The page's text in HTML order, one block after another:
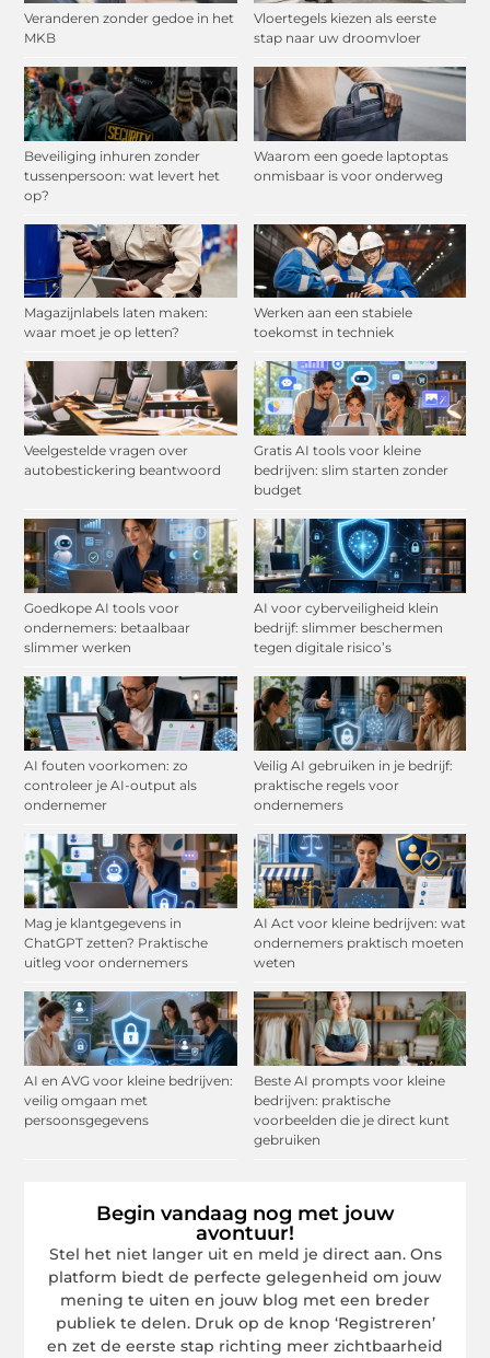
Veranderen zonder gedoe in het
MKB
Vloertegels kiezen als eerste
stap naar uw droomvloer
Beveiliging inhuren zonder
tussenpersoon: wat levert het
op?
Waarom een goede laptoptas
onmisbaar is voor onderweg
Magazijnlabels laten maken:
waar moet je op letten?
Werken aan een stabiele
toekomst in techniek
Veelgestelde vragen over
autobestickering beantwoord
Gratis AI tools voor kleine
bedrijven: slim starten zonder
budget
Goedkope AI tools voor
ondernemers: betaalbaar
slimmer werken
AI voor cyberveiligheid klein
bedrijf: slimmer beschermen
tegen digitale risico’s
AI fouten voorkomen: zo
controleer je AI-output als
ondernemer
Veilig AI gebruiken in je bedrijf:
praktische regels voor
ondernemers
Mag je klantgegevens in
ChatGPT zetten? Praktische
uitleg voor ondernemers
AI Act voor kleine bedrijven: wat
ondernemers praktisch moeten
weten
AI en AVG voor kleine bedrijven:
veilig omgaan met
persoonsgegevens
Beste AI prompts voor kleine
bedrijven: praktische
voorbeelden die je direct kunt
gebruiken
Begin vandaag nog met jouw
avontuur!
Stel het niet langer uit en meld je direct aan. Ons
platform biedt de perfecte gelegenheid om jouw
mening te uiten en jouw blog met een breder
publiek te delen. Druk op de knop ‘Registreren’
en zet de eerste stap richting meer zichtbaarheid